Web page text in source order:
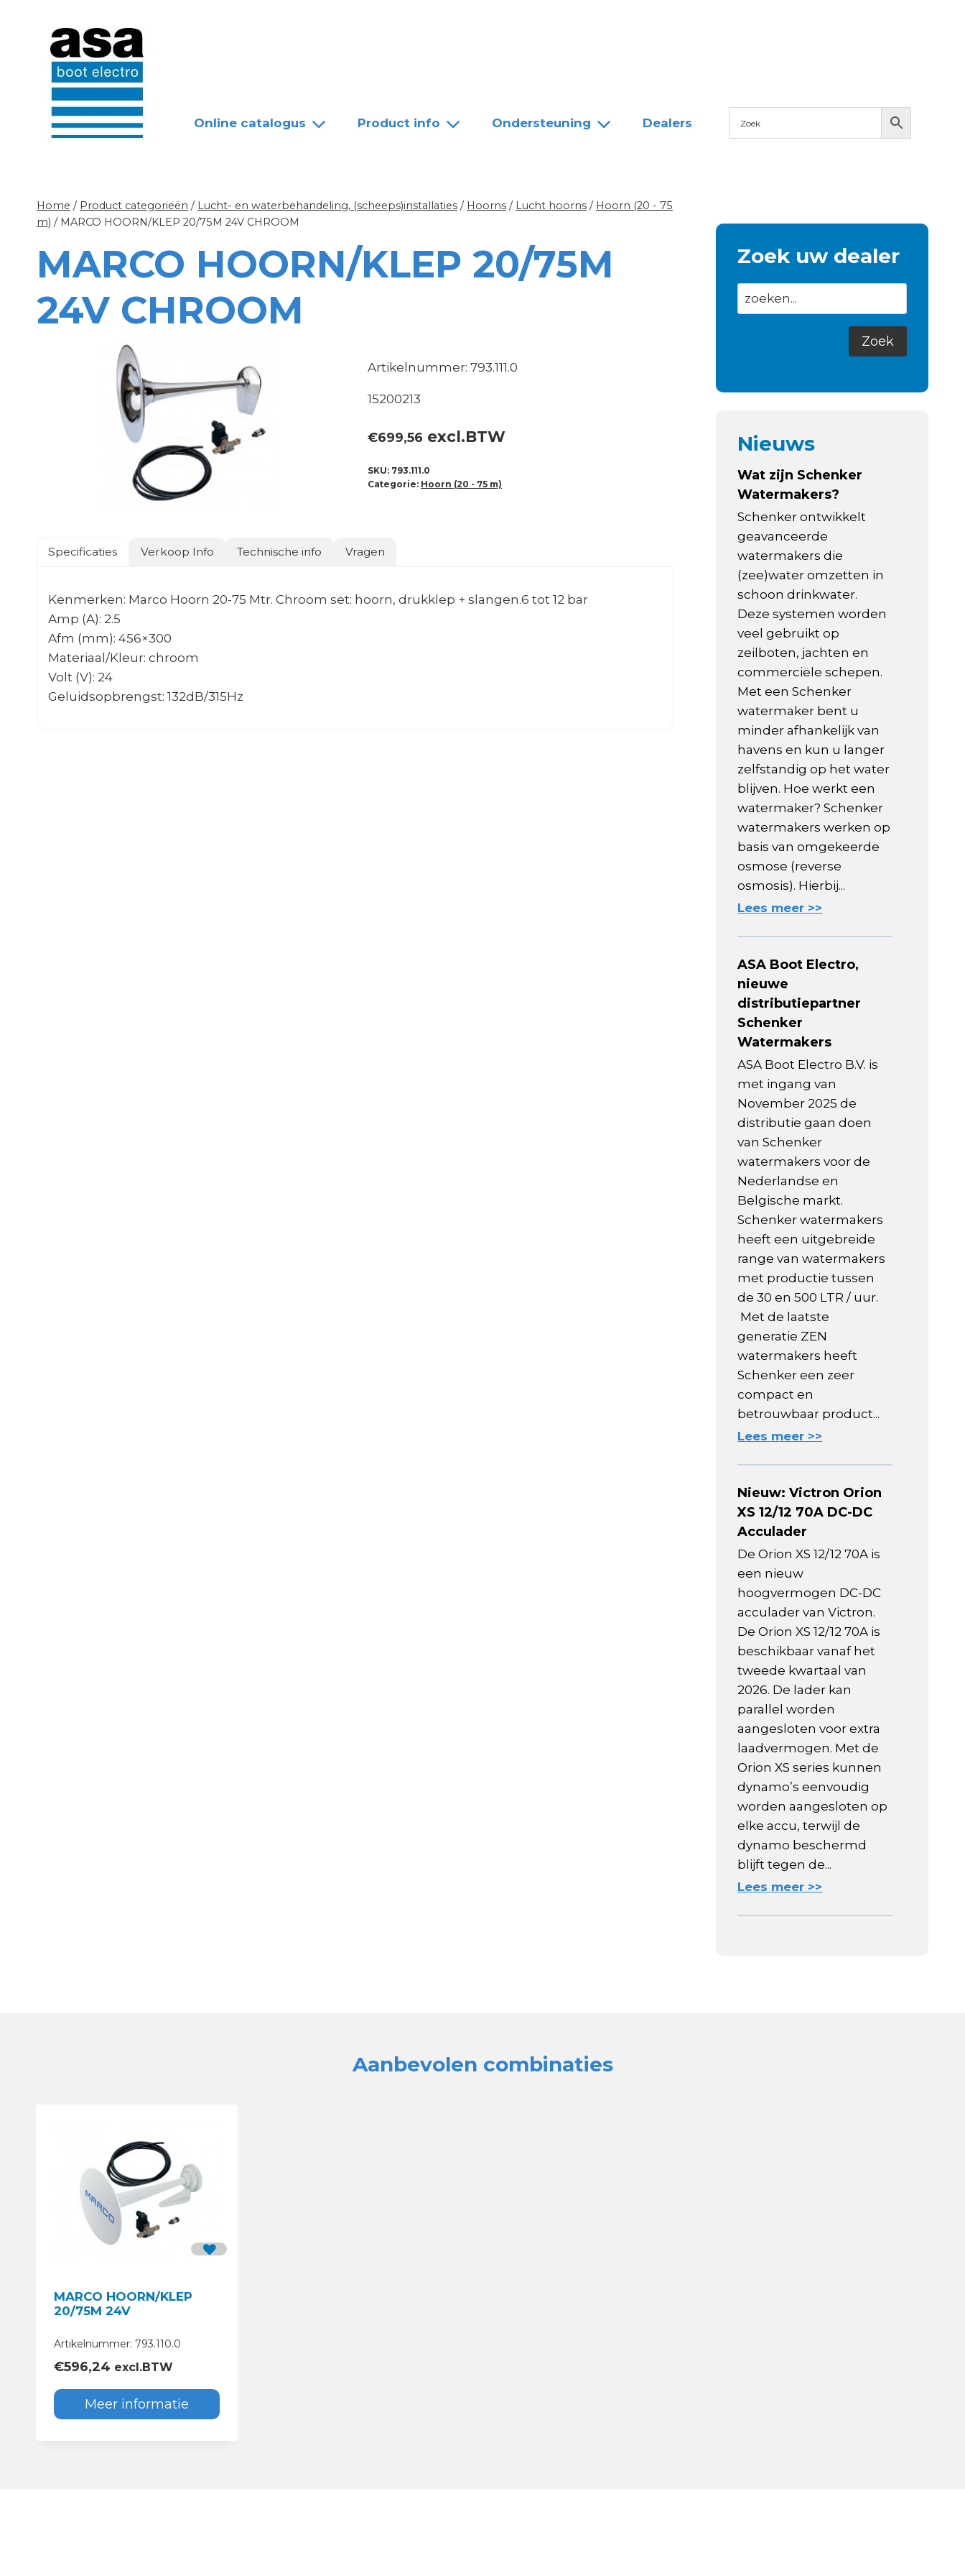
Online catalogus Product info Ondersteuning Dealers
Home / Product categorieën / Lucht- en waterbehandeling, (scheeps)installaties / Hoorns / Lucht hoorns / Hoorn (20 - 75
m) / MARCO HOORN/KLEP 20/75M 24V CHROOM
MARCO HOORN/KLEP 20/75M
24V CHROOM
Artikelnummer: 793.111.0
15200213
€699,56 excl.BTW
SKU: 793.111.0
Categorie: Hoorn (20 - 75 m)
Specificaties Verkoop Info Technische info Vragen
Kenmerken: Marco Hoorn 20-75 Mtr. Chroom set: hoorn, drukklep + slangen.6 tot 12 bar
Amp (A): 2.5
Afm (mm): 456×300
Materiaal/Kleur: chroom
Volt (V): 24
Geluidsopbrengst: 132dB/315Hz
Zoek uw dealer
Nieuws
Wat zijn Schenker
Watermakers?
Schenker ontwikkelt
geavanceerde
watermakers die
(zee)water omzetten in
schoon drinkwater.
Deze systemen worden
veel gebruikt op
zeilboten, jachten en
commerciële schepen.
Met een Schenker
watermaker bent u
minder afhankelijk van
havens en kun u langer
zelfstandig op het water
blijven. Hoe werkt een
watermaker? Schenker
watermakers werken op
basis van omgekeerde
osmose (reverse
osmosis). Hierbij...
Lees meer >>
ASA Boot Electro,
nieuwe
distributiepartner
Schenker
Watermakers
ASA Boot Electro B.V. is
met ingang van
November 2025 de
distributie gaan doen
van Schenker
watermakers voor de
Nederlandse en
Belgische markt.
Schenker watermakers
heeft een uitgebreide
range van watermakers
met productie tussen
de 30 en 500 LTR / uur.
Met de laatste
generatie ZEN
watermakers heeft
Schenker een zeer
compact en
betrouwbaar product...
Lees meer >>
Nieuw: Victron Orion
XS 12/12 70A DC-DC
Acculader
De Orion XS 12/12 70A is
een nieuw
hoogvermogen DC-DC
acculader van Victron.
De Orion XS 12/12 70A is
beschikbaar vanaf het
tweede kwartaal van
2026. De lader kan
parallel worden
aangesloten voor extra
laadvermogen. Met de
Orion XS series kunnen
dynamo’s eenvoudig
worden aangesloten op
elke accu, terwijl de
dynamo beschermd
blijft tegen de...
Lees meer >>
Aanbevolen combinaties
MARCO HOORN/KLEP
20/75M 24V
Artikelnummer: 793.110.0
€596,24 excl.BTW
Meer informatie